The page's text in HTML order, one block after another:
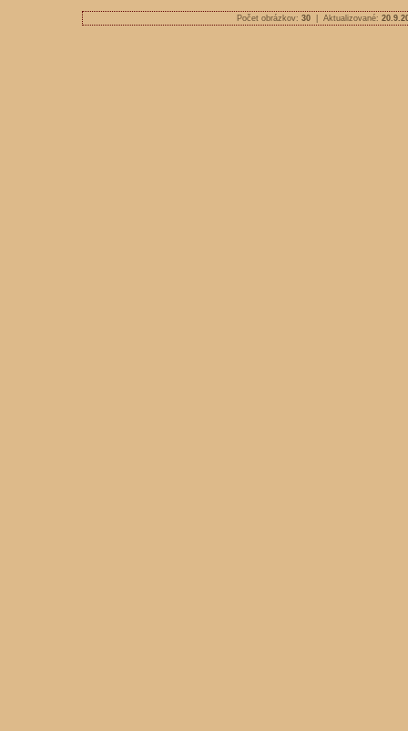
Počet obrázkov: 30 | Aktualizované: